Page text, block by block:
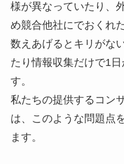
様が異なっていたり、
め競合他社にでおくれ
数えあげるとキリがな
たり情報収集だけで1
す。
私たちの提供するコン
は、このような問題点
ます。